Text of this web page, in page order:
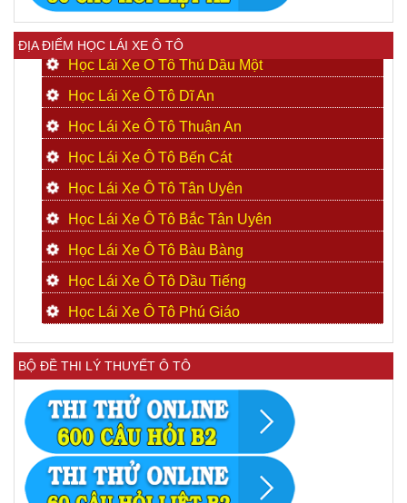
ĐỊA ĐIỂM HỌC LÁI XE Ô TÔ
Học Lái Xe Ô Tô Thủ Dầu Một
Học Lái Xe Ô Tô Dĩ An
Học Lái Xe Ô Tô Thuận An
Học Lái Xe Ô Tô Bến Cát
Học Lái Xe Ô Tô Tân Uyên
Học Lái Xe Ô Tô Bắc Tân Uyên
Học Lái Xe Ô Tô Bàu Bàng
Học Lái Xe Ô Tô Dầu Tiếng
Học Lái Xe Ô Tô Phú Giáo
BỘ ĐỀ THI LÝ THUYẾT Ô TÔ